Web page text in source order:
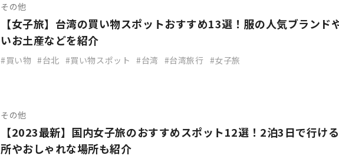
その他
【女子旅】台湾の買い物スポットおすすめ13選！服の人気ブランド
いお土産などを紹介
買い物 台北 買い物スポット 台湾 台湾旅行 女子旅
その他
【2023最新】国内女子旅のおすすめスポット12選！2泊3日で行け
所やおしゃれな場所も紹介